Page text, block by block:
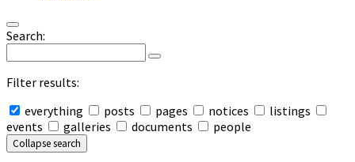
Search:
Filter results:
everything
posts pages notices
listings
events
galleries documents people
Collapse search